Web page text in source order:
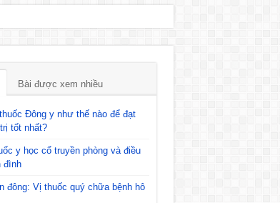
Bài được xem nhiều
Đông y như thế nào để đạt
tốt nhất?
y học cổ truyền phòng và điều
đình
đông: Vị thuốc quý chữa bệnh hô